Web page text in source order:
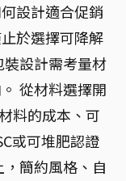
設計適合促銷
於選擇可降解
設計需考量材
從材料選擇開
料的成本、可
或可堆肥認證
簡約風格、自